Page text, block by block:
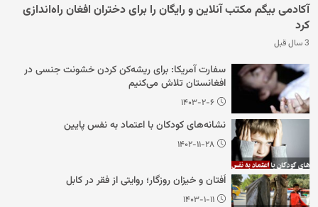
آکادمی بیگم مکتب آنلاین و رایگان را برای دختران افغان راه‌اندازی
کرد
3 سال قبل
سفارت آمریکا: برای ریشه‌کن کردن خشونت جنسی در
افغانستان تلاش می‌کنیم
۱۴۰۳-۲-۶
نشانه‌های کودکان با اعتماد به نفس پایین
۱۴۰۲-۱۱-۲۸
اُفتان و خیزان روزگار؛ روایتی از فقر در کابل
۱۴۰۳-۱-۱۱